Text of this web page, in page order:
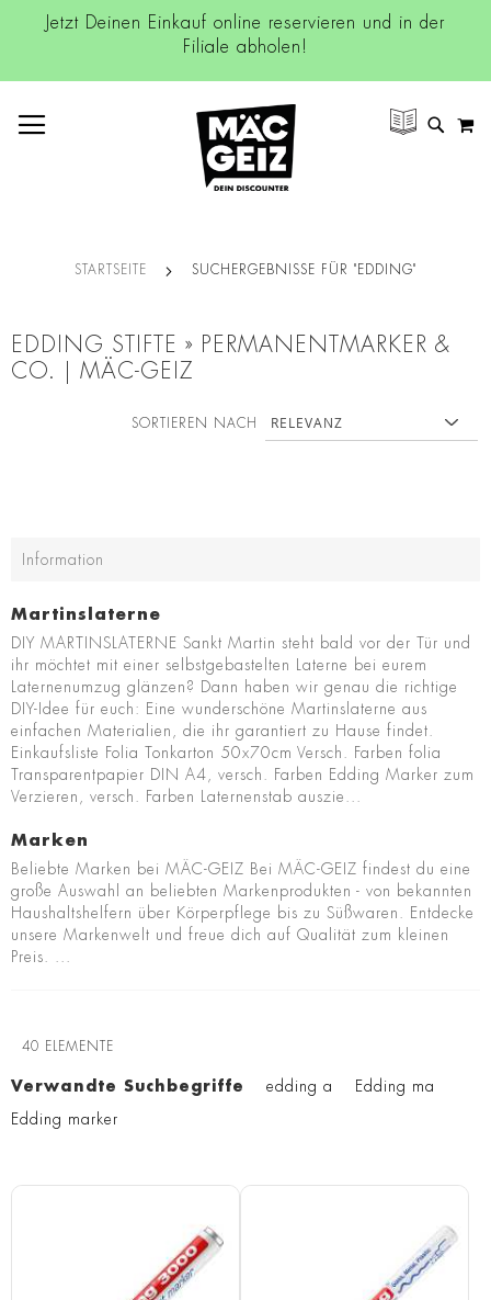
Jetzt Deinen Einkauf online reservieren und in der
Filiale abholen!
SUCHE
STARTSEITE SUCHERGEBNISSE FÜR "EDDING"
EDDING STIFTE » PERMANENTMARKER &
CO. | MÄC-GEIZ
Information
Martinslaterne
DIY MARTINSLATERNE Sankt Martin steht bald vor der Tür und
ihr möchtet mit einer selbstgebastelten Laterne bei eurem
Laternenumzug glänzen? Dann haben wir genau die richtige
DIY-Idee für euch: Eine wunderschöne Martinslaterne aus
einfachen Materialien, die ihr garantiert zu Hause findet.
Einkaufsliste Folia Tonkarton 50x70cm Versch. Farben folia
Transparentpapier DIN A4, versch. Farben Edding Marker zum
Verzieren, versch. Farben Laternenstab auszie...
Marken
Beliebte Marken bei MÄC-GEIZ Bei MÄC-GEIZ findest du eine
große Auswahl an beliebten Markenprodukten - von bekannten
Haushaltshelfern über Körperpflege bis zu Süßwaren. Entdecke
unsere Markenwelt und freue dich auf Qualität zum kleinen
Preis. ...
40 ELEMENTE
SORTIEREN NACH
Verwandte Suchbegriffe edding a Edding ma
Edding marker